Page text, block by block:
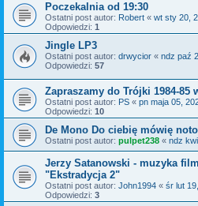
Poczekalnia od 19:30
Ostatni post autor: Robert « wt sty 20,
Odpowiedzi: 1
Jingle LP3
Ostatni post autor: drwycior « ndz paź
Odpowiedzi: 57
Zapraszamy do Trójki 1984-85
Ostatni post autor: PS « pn maja 05,
Odpowiedzi: 10
De Mono Do ciebię mówię
Ostatni post autor: pulpet238 « ndz
Jerzy Satanowski - muzyka
"Ekstradycja 2"
Ostatni post autor: John1994 « śr lut
Odpowiedzi: 3